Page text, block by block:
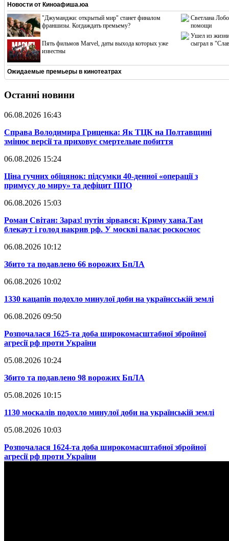
Новости от Киноафиша.юа
"Джуманджи: открытый мир" станет финалом
франшизы. Когдаждать премьему?
Пять фильмов Marvel, даты выхода которых уже
известны
Светлана
помощи
Ушел из жизни
сыграл в
Ожидаемые премьеры в кинотеатрах
Останні новини
06.08.2026 16:43
​Справа Володимира Гриценка: Як ТЦК на Полтавщині
змінює версії та приховує смертельне побиття
06.08.2026 15:24
​Ціна гучних обіцянок: підсумки 40-денної «операції з
примусу до миру» та дефіцит ППО
06.08.2026 15:03
​Роман Світан: Зараз! путін зірвався: Криму хана.Там
блекаут і голод накрив рф. У москві палає роскосмос
06.08.2026 10:12
​Збито та подавлено 66 ворожих БпЛА
06.08.2026 10:02
​1330 кацапів подохло минулої доби на українсській землі
06.08.2026 09:50
​Розпочалася 1625-та доба широкомасштабної збройної
агресії рф проти України
05.08.2026 10:24
​Збито та подавлено 98 ворожих БпЛА
05.08.2026 10:15
​1130 москалів подохло минулої доби на українській землі
05.08.2026 10:03
​Розпочалася 1624-та доба широкомасштабної збройної
агресії рф проти України